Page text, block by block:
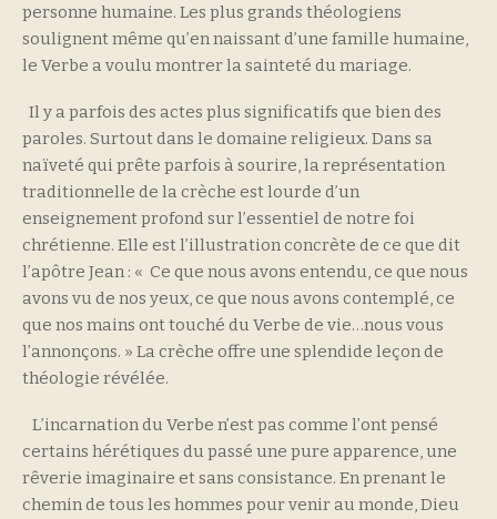
personne humaine. Les plus grands théologiens
soulignent même qu’en naissant d’une famille humaine,
le Verbe a voulu montrer la sainteté du mariage.
Il y a parfois des actes plus significatifs que bien des
paroles. Surtout dans le domaine religieux. Dans sa
naïveté qui prête parfois à sourire, la représentation
traditionnelle de la crèche est lourde d’un
enseignement profond sur l’essentiel de notre foi
chrétienne. Elle est l’illustration concrète de ce que dit
l’apôtre Jean : « Ce que nous avons entendu, ce que nous
avons vu de nos yeux, ce que nous avons contemplé, ce
que nos mains ont touché du Verbe de vie…nous vous
l’annonçons. » La crèche offre une splendide leçon de
théologie révélée.
L’incarnation du Verbe n’est pas comme l’ont pensé
certains hérétiques du passé une pure apparence, une
rêverie imaginaire et sans consistance. En prenant le
chemin de tous les hommes pour venir au monde, Dieu